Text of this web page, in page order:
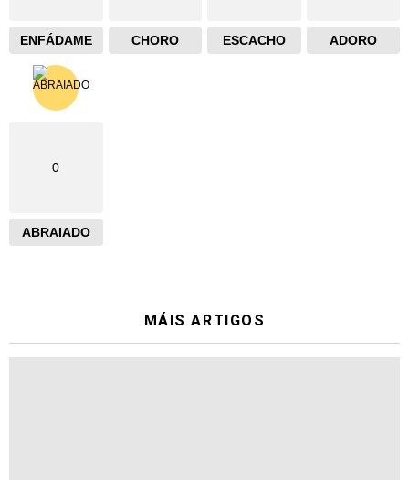
ENFÁDAME CHORO ESCACHO ADORO
0
ABRAIADO
MÁIS ARTIGOS